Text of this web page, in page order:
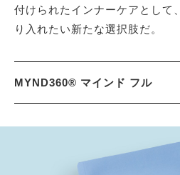
付けられたインナーケアとして
り入れたい新たな選択肢だ。
MYND360® マインド フル